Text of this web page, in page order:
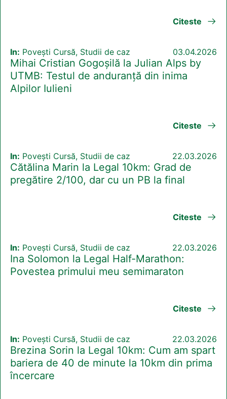
Citeste
In: Povești Cursă, Studii de caz 03.04.2026
Mihai Cristian Gogoșilă la Julian Alps by
UTMB: Testul de anduranță din inima
Alpilor Iulieni
Citeste
In: Povești Cursă, Studii de caz 22.03.2026
Cătălina Marin la Legal 10km: Grad de
pregătire 2/100, dar cu un PB la final
Citeste
In: Povești Cursă, Studii de caz 22.03.2026
Ina Solomon la Legal Half-Marathon:
Povestea primului meu semimaraton
Citeste
In: Povești Cursă, Studii de caz 22.03.2026
Brezina Sorin la Legal 10km: Cum am spart
bariera de 40 de minute la 10km din prima
încercare